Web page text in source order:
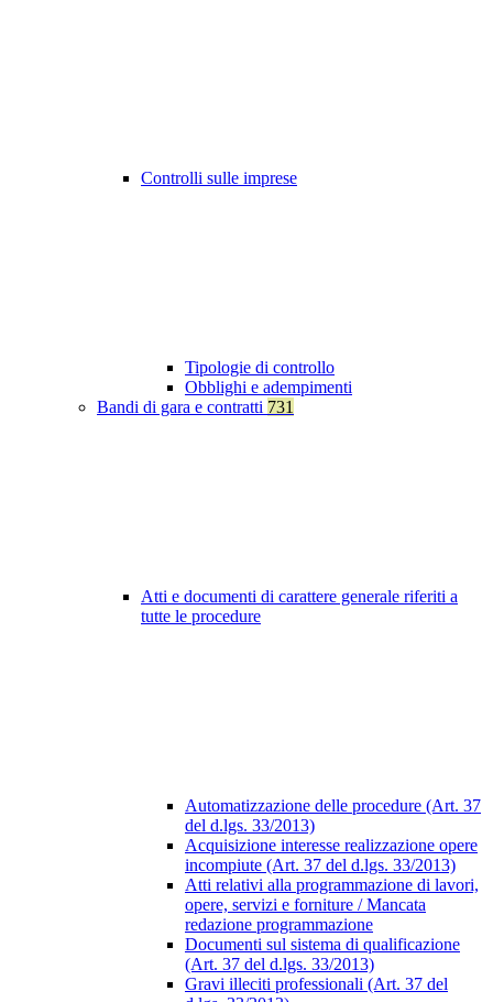
Controlli sulle imprese
Tipologie di controllo
Obblighi e adempimenti
Bandi di gara e contratti 731
Atti e documenti di carattere generale riferiti a
tutte le procedure
Automatizzazione delle procedure (Art. 37
del d.lgs. 33/2013)
Acquisizione interesse realizzazione opere
incompiute (Art. 37 del d.lgs. 33/2013)
Atti relativi alla programmazione di lavori,
opere, servizi e forniture / Mancata
redazione programmazione
Documenti sul sistema di qualificazione
(Art. 37 del d.lgs. 33/2013)
Gravi illeciti professionali (Art. 37 del